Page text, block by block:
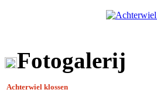
Fotogalerij
Achterwiel klossen